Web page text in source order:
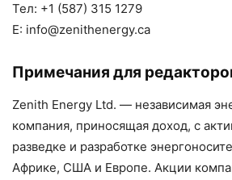
Тел: +1 (587) 315 1279
E: info@zenithenergy.ca
Примечания для
Zenith Energy Ltd. — независимая
компания, приносящая доход, с
разведке и разработке
Африке, США и Европе. Акции